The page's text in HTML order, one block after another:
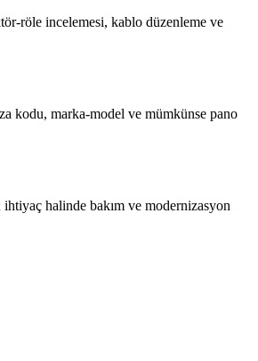
röle incelemesi, kablo düzenleme ve
kodu, marka-model ve mümkünse pano
ihtiyaç halinde bakım ve modernizasyon